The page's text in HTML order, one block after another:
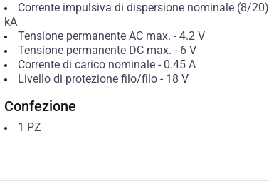
Corrente impulsiva di dispersione nominale (8/20)
kA
Tensione permanente AC max. - 4.2 V
Tensione permanente DC max. - 6 V
Corrente di carico nominale- 0.45 A
Livello di protezione filo/filo- 18 V
Confezione
1 PZ